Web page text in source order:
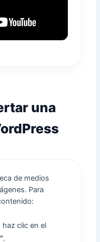
una
de medios
Para
haz clic en el
.